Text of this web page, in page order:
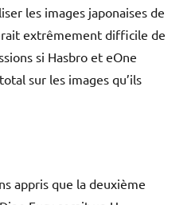
les images japonaises de
extrêmement difficile de
si Hasbro et eOne
sur les images qu’ils
appris que la deuxième